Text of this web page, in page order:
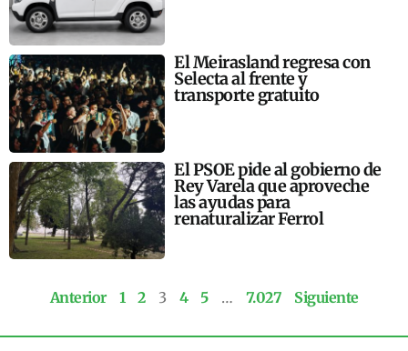
El Meirasland regresa con
Selecta al frente y
transporte gratuito
El PSOE pide al gobierno de
Rey Varela que aproveche
las ayudas para
renaturalizar Ferrol
Anterior 1 2 3 4 5 … 7.027 Siguiente